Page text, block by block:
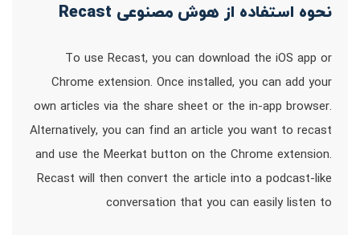
نحوه استفاده از هوش مصنوعی Recast
To use Recast, you can download the iOS app or
Chrome extension. Once installed, you can add your
own articles via the share sheet or the in-app browser.
Alternatively, you can find an article you want to recast
and use the Meerkat button on the Chrome extension.
Recast will then convert the article into a podcast-like
conversation that you can easily listen to